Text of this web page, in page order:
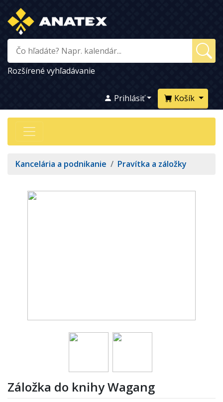
Rozšírené vyhľadávanie
Košík
Prihlásiť
Kancelária a podnikanie / Pravítka a záložky
Záložka do knihy Wagang